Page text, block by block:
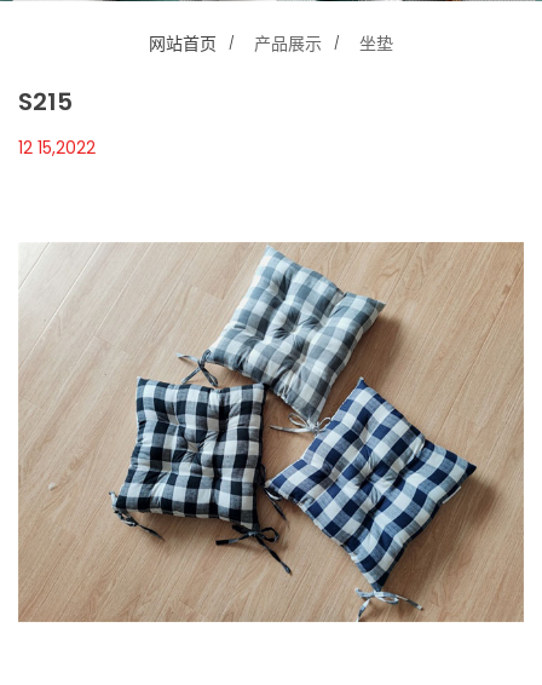
网站首页 产品展示 坐垫
S215
12 15,2022